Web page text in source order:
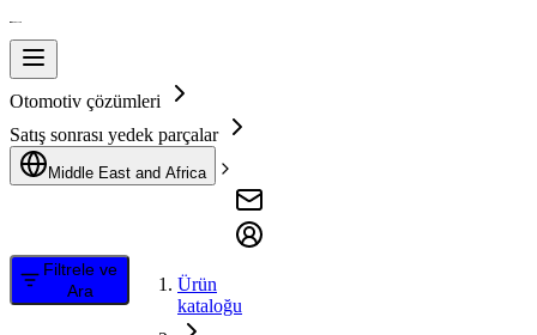
Otomotiv çözümleri
Satış sonrası yedek parçalar
Middle East and Africa
Filtrele ve
Ara
Ürün
kataloğu